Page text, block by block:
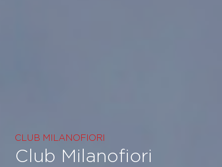
CLUB MILANOFIORI
Club Milanofiori